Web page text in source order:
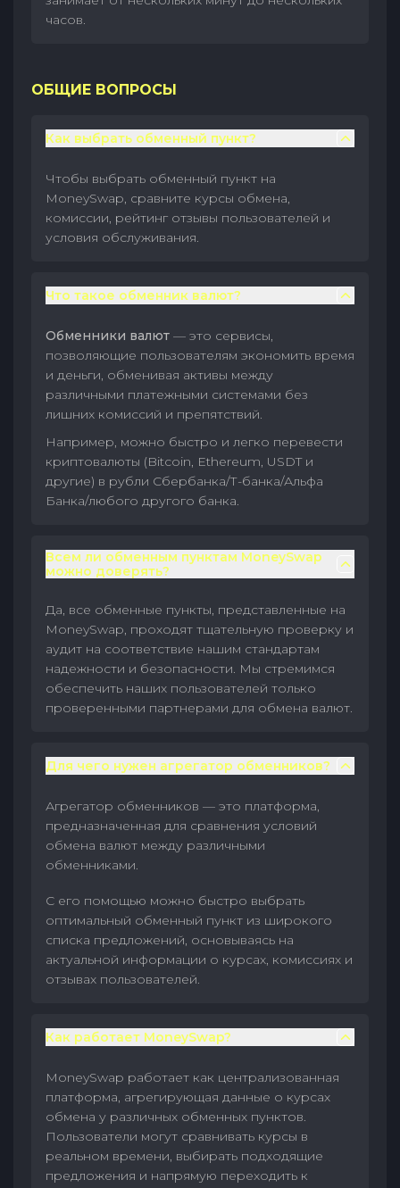
часов.
ОБЩИЕ ВОПРОСЫ
Как выбрать обменный пункт?
Чтобы выбрать обменный пункт на
MoneySwap, сравните курсы обмена,
комиссии, рейтинг отзывы пользователей и
условия обслуживания.
Что такое обменник валют?
Обменники валют — это сервисы,
позволяющие пользователям экономить время
и деньги, обменивая активы между
различными платежными системами без
лишних комиссий и препятствий.
Например, можно быстро и легко перевести
криптовалюты (Bitcoin, Ethereum, USDT и
другие) в рубли Сбербанка/Т-банка/Альфа
Банка/любого другого банка.
Всем ли обменным пунктам MoneySwap
можно доверять?
Да, все обменные пункты, представленные на
MoneySwap, проходят тщательную проверку и
аудит на соответствие нашим стандартам
надежности и безопасности. Мы стремимся
обеспечить наших пользователей только
проверенными партнерами для обмена валют.
Для чего нужен агрегатор обменников?
Агрегатор обменников — это платформа,
предназначенная для сравнения условий
обмена валют между различными
обменниками.
С его помощью можно быстро выбрать
оптимальный обменный пункт из широкого
списка предложений, основываясь на
актуальной информации о курсах, комиссиях и
отзывах пользователей.
Как работает MoneySwap?
MoneySwap работает как централизованная
платформа, агрегирующая данные о курсах
обмена у различных обменных пунктов.
Пользователи могут сравнивать курсы в
реальном времени, выбирать подходящие
предложения и напрямую переходить к